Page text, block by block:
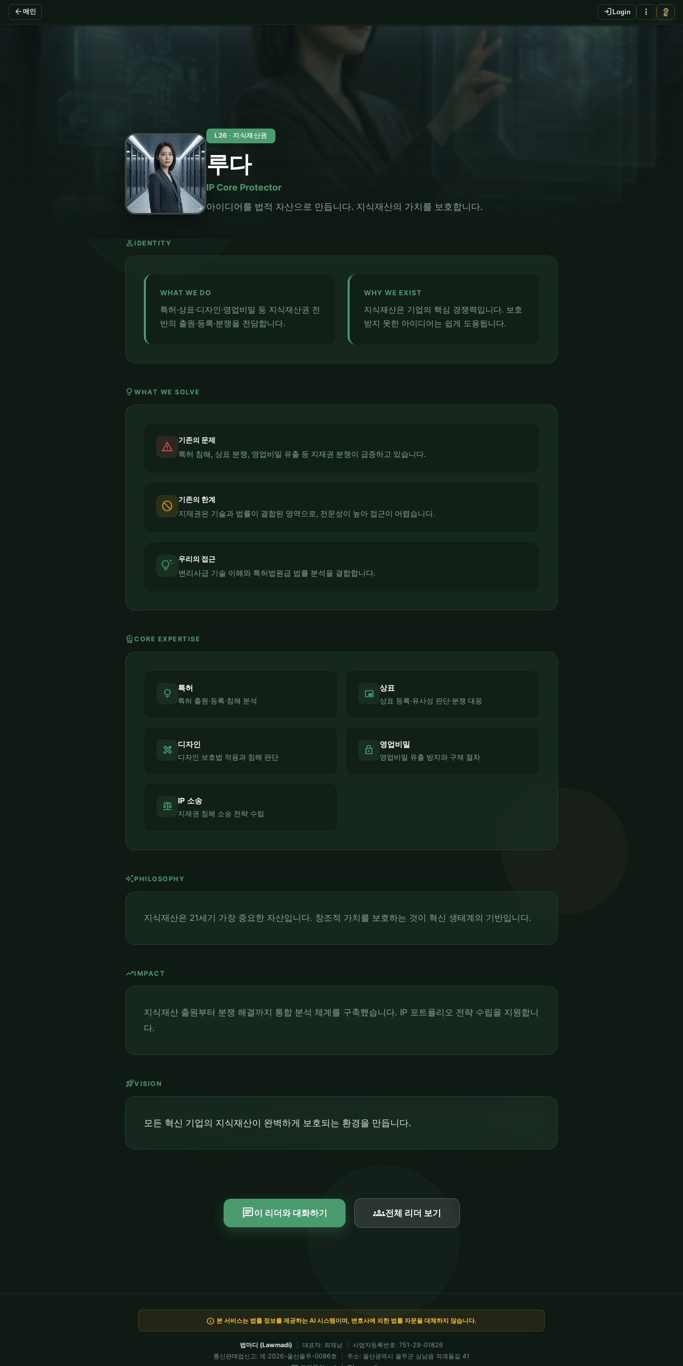
arrow_back 메인 login Login more_vert vpn_key
EN
L26 · 지식재산권
루다
IP Core Protector
아이디어를 법적 자산으로 만듭니다. 지식재산의 가치를 보호합니다.
person IDENTITY
WHAT WE DO
특허·상표·디자인·영업비밀 등 지식재산권 전
반의 출원·등록·분쟁을 전담합니다.
WHY WE EXIST
지식재산은 기업의 핵심 경쟁력입니다. 보호
받지 못한 아이디어는 쉽게 도용됩니다.
lightbulb WHAT WE SOLVE
report_problem 기존의 문제
특허 침해, 상표 분쟁, 영업비밀 유출 등 지재권 분쟁이 급증하고 있습니다.
block 기존의 한계
지재권은 기술과 법률이 결합된 영역으로, 전문성이 높아 접근이 어렵습니다.
tips_and_updates 우리의 접근
변리사급 기술 이해와 특허법원급 법률 분석을 결합합니다.
workspace_premium CORE EXPERTISE
lightbulb 특허
특허 출원·등록·침해 분석
branding_watermark 상표
상표 등록·유사성 판단·분쟁 대응
design_services 디자인
디자인 보호법 적용과 침해 판단
lock 영업비밀
영업비밀 유출 방지와 구제 절차
balance IP 소송
지재권 침해 소송 전략 수립
auto_awesomePHILOSOPHY
지식재산은 21세기 가장 중요한 자산입니다. 창조적 가치를 보호하는 것이 혁신 생태계의 기반입니다.
trending_upIMPACT
지식재산 출원부터 분쟁 해결까지 통합 분석 체계를 구축했습니다. IP 포트폴리오 전략 수립을 지원합니
다.
rocket_launchVISION
모든 혁신 기업의 지식재산이 완벽하게 보호되는 환경을 만듭니다.
chat이 리더와 대화하기 groups전체 리더 보기
info 본 서비스는 법률 정보를 제공하는 AI 시스템이며, 변호사에 의한 법률 자문을 대체하지 않습니다.
법마디 (Lawmadi) 대표자: 최재남
사업자등록번호: 751-29-01826
통신판매업신고: 제 2026-울산울주-0086호
주소: 울산광역시 울주군 삼남읍 작괘들길 41